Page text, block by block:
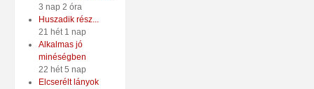
3 nap 2 óra
Huszadik rész...
21 hét 1 nap
Alkalmas jó
minéségben
22 hét 5 nap
Elcserélt lányok